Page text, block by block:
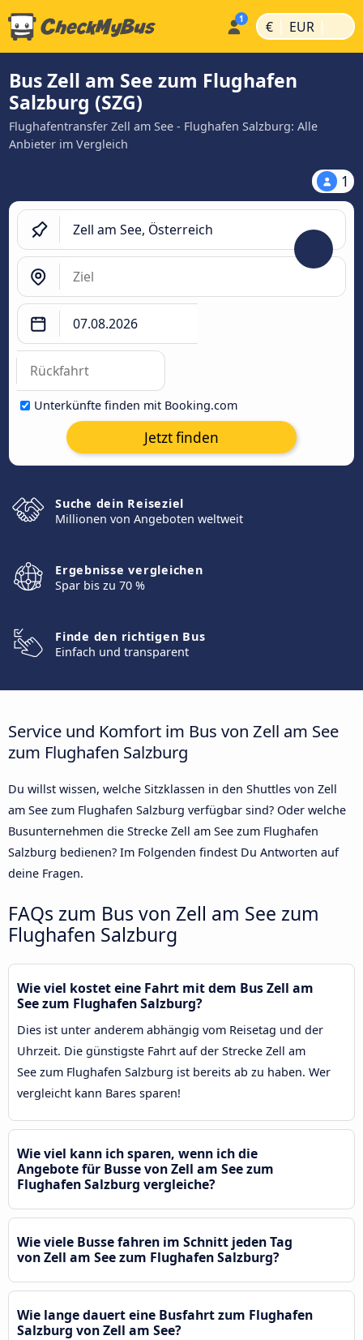
€ | EUR |
Bus Zell am See zum Flughafen
Salzburg (SZG)
Flughafentransfer Zell am See - Flughafen Salzburg: Alle
Anbieter im Vergleich
1
Unterkünfte finden mit Booking.com
Jetzt finden
Suche dein Reiseziel
Millionen von Angeboten weltweit
Ergebnisse vergleichen
Spar bis zu 70 %
Finde den richtigen Bus
Einfach und transparent
Service und Komfort im Bus von Zell am See
zum Flughafen Salzburg
Du willst wissen, welche Sitzklassen in den Shuttles von Zell
am See zum Flughafen Salzburg verfügbar sind? Oder welche
Busunternehmen die Strecke Zell am See zum Flughafen
Salzburg bedienen? Im Folgenden findest Du Antworten auf
deine Fragen.
FAQs zum Bus von Zell am See zum
Flughafen Salzburg
Wie viel kostet eine Fahrt mit dem Bus Zell am
See zum Flughafen Salzburg?
Dies ist unter anderem abhängig vom Reisetag und der
Uhrzeit. Die günstigste Fahrt auf der Strecke Zell am
See zum Flughafen Salzburg ist bereits ab zu haben. Wer
vergleicht kann Bares sparen!
Wie viel kann ich sparen, wenn ich die
Angebote für Busse von Zell am See zum
Flughafen Salzburg vergleiche?
Wie viele Busse fahren im Schnitt jeden Tag
von Zell am See zum Flughafen Salzburg?
Wie lange dauert eine Busfahrt zum Flughafen
Salzburg von Zell am See?